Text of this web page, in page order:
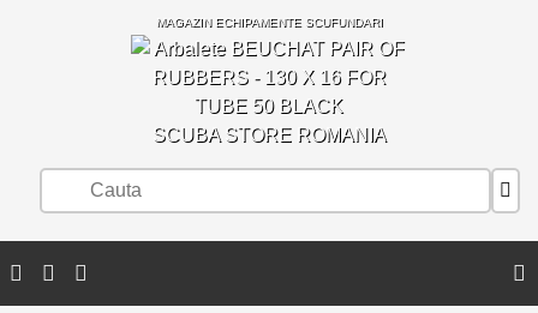
MAGAZIN ECHIPAMENTE SCUFUNDARI
SCUBA STORE ROMANIA